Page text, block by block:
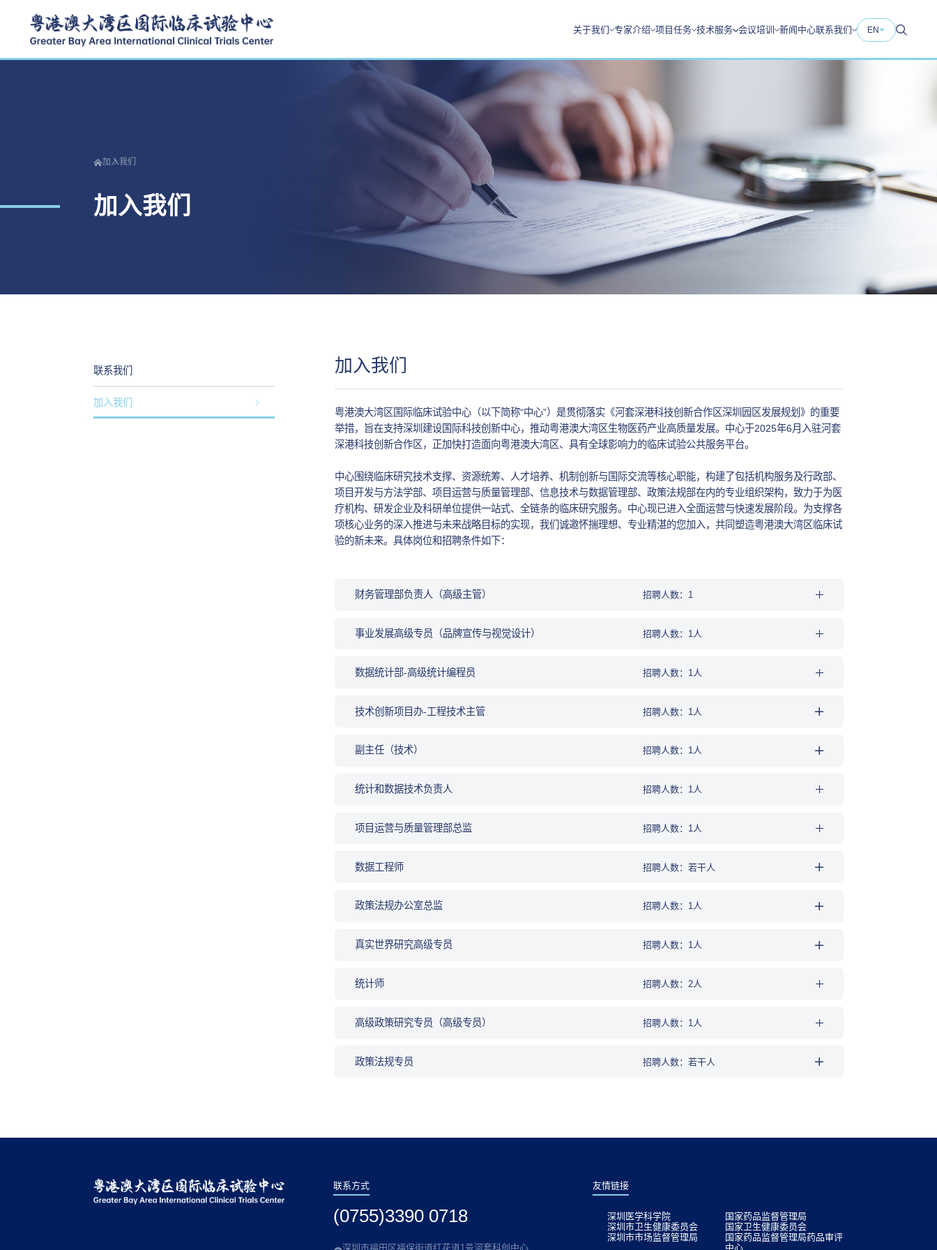
关于我们 专家介绍 项目任务 技术服务 会议培训 新闻中心联系我们 EN
加入我们
加入我们
联系我们
加入我们
加入我们
粤港澳大湾区国际临床试验中心（以下简称“中心”）是贯彻落实《河套深港科技创新合作区深圳园区发展规划》的重要
举措，旨在支持深圳建设国际科技创新中心，推动粤港澳大湾区生物医药产业高质量发展。中心于2025年6月入驻河套
深港科技创新合作区，正加快打造面向粤港澳大湾区、具有全球影响力的临床试验公共服务平台。
中心围绕临床研究技术支撑、资源统筹、人才培养、机制创新与国际交流等核心职能，构建了包括机构服务及行政部、
项目开发与方法学部、项目运营与质量管理部、信息技术与数据管理部、政策法规部在内的专业组织架构，致力于为医
疗机构、研发企业及科研单位提供一站式、全链条的临床研究服务。中心现已进入全面运营与快速发展阶段。为支撑各
项核心业务的深入推进与未来战略目标的实现，我们诚邀怀揣理想、专业精湛的您加入，共同塑造粤港澳大湾区临床试
验的新未来。具体岗位和招聘条件如下：
财务管理部负责人（高级主管） 招聘人数：1
事业发展高级专员（品牌宣传与视觉设计） 招聘人数：1人
数据统计部-高级统计编程员 招聘人数：1人
技术创新项目办-工程技术主管 招聘人数：1人
副主任（技术） 招聘人数：1人
统计和数据技术负责人 招聘人数：1人
项目运营与质量管理部总监 招聘人数：1人
数据工程师 招聘人数：若干人
政策法规办公室总监 招聘人数：1人
真实世界研究高级专员 招聘人数：1人
统计师 招聘人数：2人
高级政策研究专员（高级专员） 招聘人数：1人
政策法规专员 招聘人数：若干人
联系方式
(0755)3390 0718
深圳市福田区福保街道红花道1号河套科创中心
友情链接
深圳医学科学院
国家药品监督管理局
深圳市卫生健康委员会
国家卫生健康委员会
深圳市市场监督管理局
国家药品监督管理局药品审评
中心